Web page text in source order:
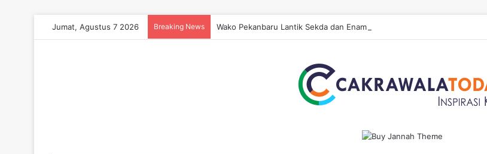
Jumat, Agustus 7 2026 Breaking News Wako Pekanbaru Lantik Sekda dan Enam Pejabat Eselon Lainnya